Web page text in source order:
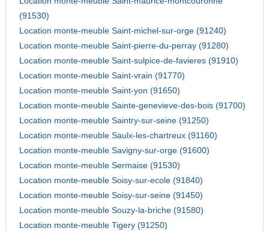
(91530)
Location monte-meuble Saint-michel-sur-orge (91240)
Location monte-meuble Saint-pierre-du-perray (91280)
Location monte-meuble Saint-sulpice-de-favieres (91910)
Location monte-meuble Saint-vrain (91770)
Location monte-meuble Saint-yon (91650)
Location monte-meuble Sainte-genevieve-des-bois (91700)
Location monte-meuble Saintry-sur-seine (91250)
Location monte-meuble Saulx-les-chartreux (91160)
Location monte-meuble Savigny-sur-orge (91600)
Location monte-meuble Sermaise (91530)
Location monte-meuble Soisy-sur-ecole (91840)
Location monte-meuble Soisy-sur-seine (91450)
Location monte-meuble Souzy-la-briche (91580)
Location monte-meuble Tigery (91250)